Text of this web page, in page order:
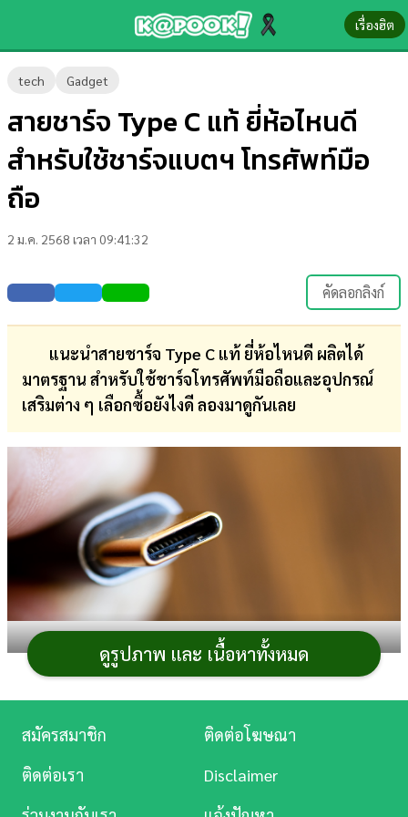
เรื่องฮิต
tech Gadget
สายชาร์จ Type C แท้ ยี่ห้อไหนดี
สำหรับใช้ชาร์จแบตฯ โทรศัพท์มือ
ถือ
2 ม.ค. 2568 เวลา 09:41:32
คัดลอกลิงก์
แนะนำสายชาร์จ Type C แท้ ยี่ห้อไหนดี ผลิตได้
มาตรฐาน สำหรับใช้ชาร์จโทรศัพท์มือถือและอุปกรณ์
เสริมต่าง ๆ เลือกซื้อยังไงดี ลองมาดูกันเลย
หากพูดถึงสิ่งที่คนใช้ โทรศัพท์มือถือทุกคนต้องมีนอก
จากที่ชาร์จแล้วสายชาร์จ Type Cก็เป็นอีกหนึ่งสิ่งที่ขาดไม่
ได้เช่นกัน และเนื่องจากปัจจุบันมือถือบางยี่ห้อไม่มีสาย
ชาร์จแถมมาให้ในกล่อง ทำให้จำเป็นต้องซื้อแยก หรือบาง
อยากรู้ว่าควรเลือกซื้อสายชาร์จยังไง ยี่ห้อไหนดี วันนี้เรามี
คำแนะนำมาฝากเพื่อน ๆ กันแล้ว
ดูรูปภาพ และ เนื้อหาทั้งหมด
ข่าว-
ความ
รู้
บันเทิง
ตรวจ
หวย
บอล
สด
เงิน
การ
ศึกษา
บันเทิง
ดู
หนัง
สมัครสมาชิก
ติดต่อโฆษณา
ติดต่อเรา
Disclaimer